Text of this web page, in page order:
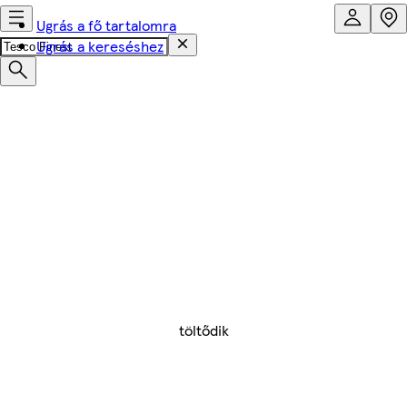
Ugrás a fő tartalomra
Ugrás a kereséshez
töltődik